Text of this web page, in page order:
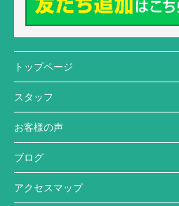
トップページ
スタッフ
お客様の声
ブログ
アクセスマップ